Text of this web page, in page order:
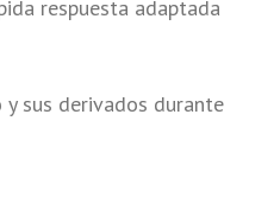
respuesta adaptada
y sus derivados durante